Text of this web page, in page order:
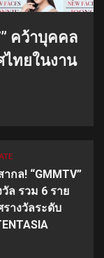
คว้าบุคคล
ทยในงาน
กล! “GMMTV”
ล รวม 6 ราย
างวัลระดับ